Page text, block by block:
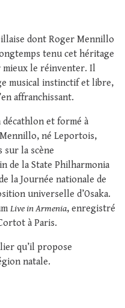
dont Roger Mennillo
tenu cet héritage
mieux le réinventer. Il
musical instinctif et libre,
affranchissant.
et formé à
né Leportois,
sur la scène
de la State Philharmonia
la Journée nationale de
universelle d’Osaka.
Live in Armenia, enregistré
à Paris.
qu’il propose
natale.